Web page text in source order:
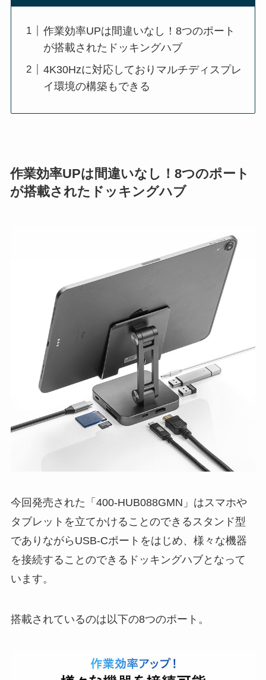
作業効率UPは間違いなし！8つのポート
が搭載されたドッキングハブ
4K30Hzに対応しておりマルチディスプレ
イ環境の構築もできる
作業効率UPは間違いなし！8つのポート
が搭載されたドッキングハブ
今回発売された「400-HUB088GMN」はスマホや
タブレットを立てかけることのできるスタンド型
でありながらUSB-Cポートをはじめ、様々な機器
を接続することのできるドッキングハブとなって
います。
搭載されているのは以下の8つのポート。